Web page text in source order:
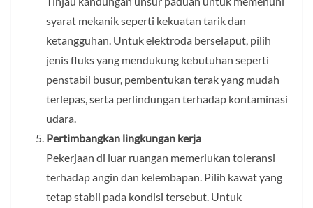
syarat mekanik seperti kekuatan tarik dan
ketangguhan. Untuk elektroda berselaput, pilih
jenis fluks yang mendukung kebutuhan seperti
penstabil busur, pembentukan terak yang mudah
terlepas, serta perlindungan terhadap kontaminasi
udara.
Pertimbangkan lingkungan kerja
Pekerjaan di luar ruangan memerlukan toleransi
terhadap angin dan kelembapan. Pilih kawat yang
tetap stabil pada kondisi tersebut. Untuk